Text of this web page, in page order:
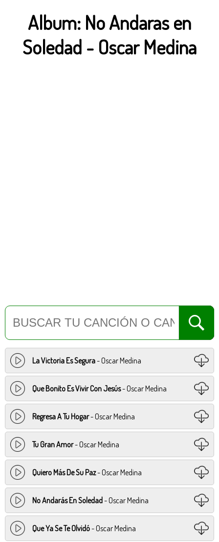
Album: No Andaras en
Soledad - Oscar Medina
La Victoria Es Segura- Oscar Medina
Que Bonito Es Vivir Con Jesús- Oscar Medina
Regresa A Tu Hogar- Oscar Medina
Tu Gran Amor- Oscar Medina
Quiero Más De Su Paz- Oscar Medina
No Andarás En Soledad- Oscar Medina
Que Ya Se Te Olvidó- Oscar Medina